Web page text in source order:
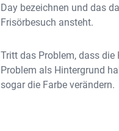
Day bezeichnen und das
Frisörbesuch ansteht.
Tritt das Problem, dass
Problem als Hintergrund
sogar die Farbe verändern.